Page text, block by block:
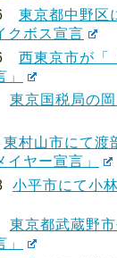
東京都中野区
クボス宣言
西東京市が「
東京国税局の
東村山市にて渡
イヤー宣言」
小平市にて小
東京都武蔵野